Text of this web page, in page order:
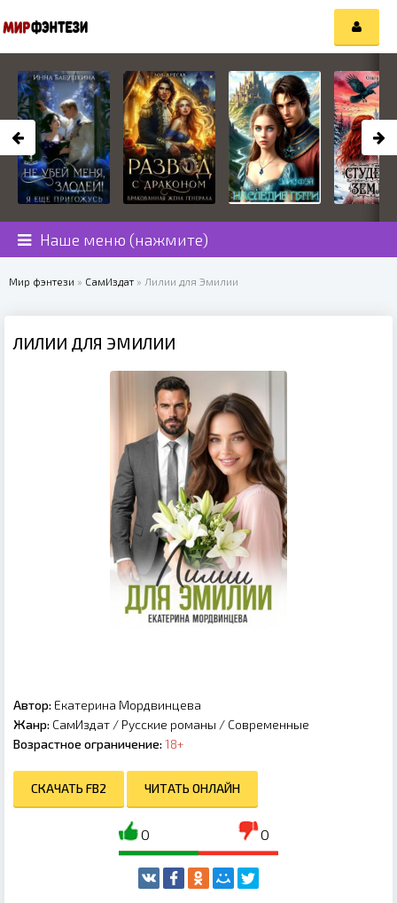
Наше меню (нажмите)
Мир фэнтези » СамИздат » Лилии для Эмилии
ЛИЛИИ ДЛЯ ЭМИЛИИ
Автор: Екатерина Мордвинцева
Жанр: СамИздат / Русские романы / Современные
Возрастное ограничение: 18+
СКАЧАТЬ FB2 ЧИТАТЬ ОНЛАЙН
0 0